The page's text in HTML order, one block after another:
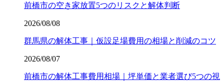
前橋市の空き家放置5つのリスクと解体判断
2026/08/08
群馬県の解体工事｜仮設足場費用の相場と削減のコツ
2026/08/07
前橋市の解体工事費用相場｜坪単価と業者選び5つの視